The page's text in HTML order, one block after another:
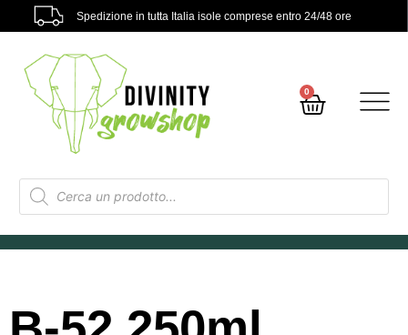
Spedizione in tutta Italia isole comprese entro 24/48 ore
0